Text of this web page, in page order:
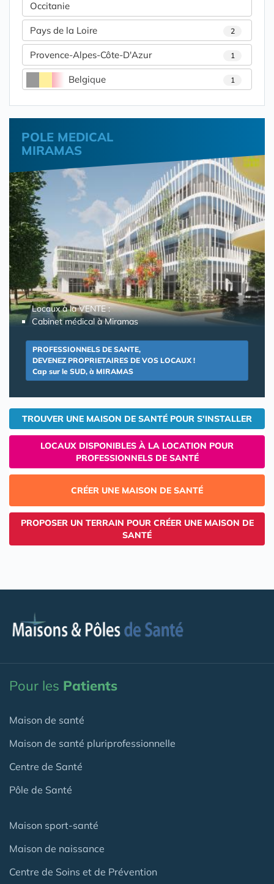
Occitanie
Pays de la Loire 2
Provence-Alpes-Côte-D'Azur 1
Belgique 1
POLE MEDICAL
MIRAMAS
Locaux à la VENTE :
Cabinet médical à Miramas
PROFESSIONNELS DE SANTE,
DEVENEZ PROPRIETAIRES DE VOS LOCAUX !
Cap sur le SUD, à MIRAMAS
TROUVER UNE MAISON DE SANTÉ POUR S'INSTALLER
LOCAUX DISPONIBLES À LA LOCATION POUR
PROFESSIONNELS DE SANTÉ
CRÉER UNE MAISON DE SANTÉ
PROPOSER UN TERRAIN POUR CRÉER UNE MAISON DE
SANTÉ
Pour les Patients
Maison de santé
Maison de santé pluriprofessionnelle
Centre de Santé
Pôle de Santé
Maison sport-santé
Maison de naissance
Centre de Soins et de Prévention